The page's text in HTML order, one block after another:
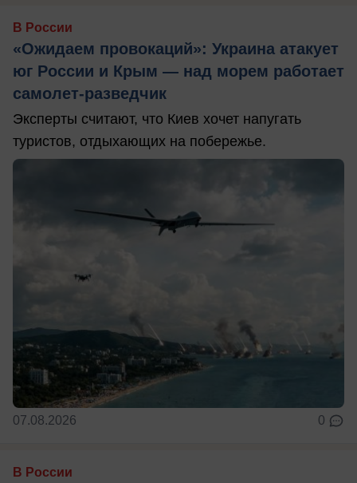
В России
«Ожидаем провокаций»: Украина атакует
юг России и Крым — над морем работает
самолет-разведчик
Эксперты считают, что Киев хочет напугать
туристов, отдыхающих на побережье.
07.08.2026 0
В России